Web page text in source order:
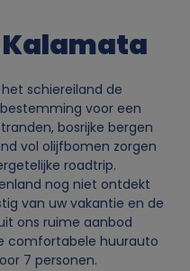
schiereiland de
voor een
bosrijke bergen
vol olijfbomen zorgen
roadtrip.
nog niet ontdekt
van uw vakantie en de
ons ruime aanbod
comfortabele huurauto
7 personen.